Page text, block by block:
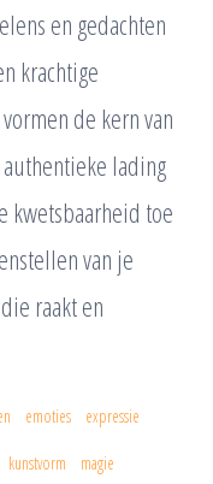
en gedachten
krachtige
de kern van
lading
kwetsbaarheid toe
van je
raakt en
emoties expressie
kunstvorm magie